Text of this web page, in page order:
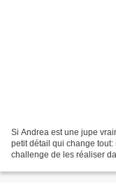
Si Andrea est une jupe
petit détail qui change tout:
challenge de les réaliser